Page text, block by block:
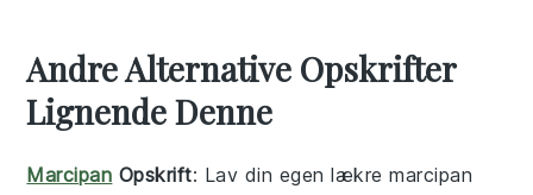
Andre Alternative Opskrifter
Lignende Denne
Marcipan Opskrift: Lav din egen lækremarcipan